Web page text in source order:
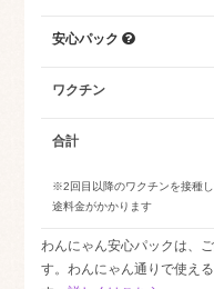
安心パック
ワクチン
合計
※2回目以降のワクチンを接種
途料金がかかります
わんにゃん安心パックは、
す。わんにゃん通りで使え